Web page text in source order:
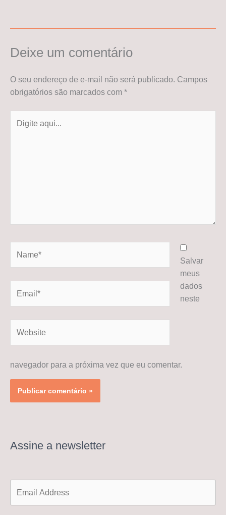
Deixe um comentário
O seu endereço de e-mail não será publicado. Campos
obrigatórios são marcados com *
aqui...
Salvar
meus
dados
neste
navegador para a próxima vez que eu comentar.
Assine a newsletter